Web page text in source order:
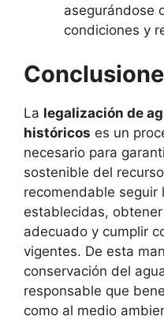
asegurándose
condiciones y
La legalización de
históricos es un
necesario para
sostenible del
recomendable seguir
establecidas,
adecuado y cumplir
vigentes. De esta
conservación del
responsable que
como al medio